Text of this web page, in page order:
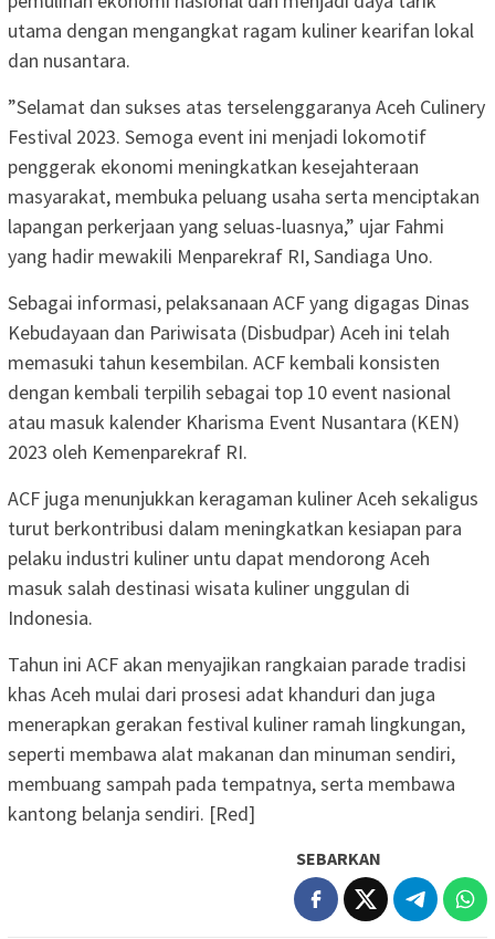
utama dengan mengangkat ragam kuliner kearifan lokal
dan nusantara.
”Selamat dan sukses atas terselenggaranya Aceh Culinery
Festival 2023. Semoga event ini menjadi lokomotif
penggerak ekonomi meningkatkan kesejahteraan
masyarakat, membuka peluang usaha serta menciptakan
lapangan perkerjaan yang seluas-luasnya,” ujar Fahmi
yang hadir mewakili Menparekraf RI, Sandiaga Uno.
Sebagai informasi, pelaksanaan ACF yang digagas Dinas
Kebudayaan dan Pariwisata (Disbudpar) Aceh ini telah
memasuki tahun kesembilan. ACF kembali konsisten
dengan kembali terpilih sebagai top 10 event nasional
atau masuk kalender Kharisma Event Nusantara (KEN)
2023 oleh Kemenparekraf RI.
ACF juga menunjukkan keragaman kuliner Aceh sekaligus
turut berkontribusi dalam meningkatkan kesiapan para
pelaku industri kuliner untu dapat mendorong Aceh
masuk salah destinasi wisata kuliner unggulan di
Indonesia.
Tahun ini ACF akan menyajikan rangkaian parade tradisi
khas Aceh mulai dari prosesi adat khanduri dan juga
menerapkan gerakan festival kuliner ramah lingkungan,
seperti membawa alat makanan dan minuman sendiri,
membuang sampah pada tempatnya, serta membawa
kantong belanja sendiri. [Red]
SEBARKAN